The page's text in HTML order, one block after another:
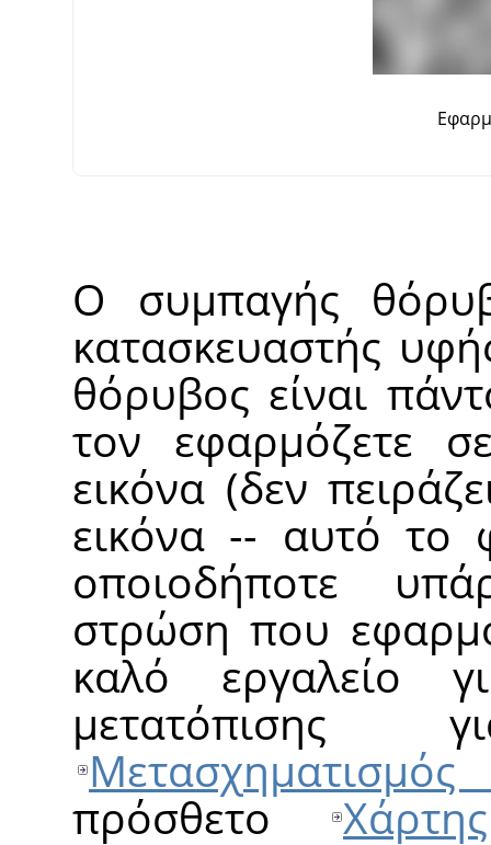
Ο συμπαγής
κατασκευαστής
θόρυβος είναι
τον εφαρμόζετε
εικόνα (δεν
εικόνα -- αυτό το
οποιοδήποτε
στρώση που
καλό εργαλείο
πρόσθετο